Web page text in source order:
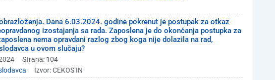
Dana 6.03.2024. godine pokrenut je postupak za otkaz
izostajanja sa rada. Zaposlena je do okončanja postupka za
nema opravdani razlog zbog koga nije dolazila na rad,
u ovom slučaju?
Strana: 104
Izvor: CEKOS IN